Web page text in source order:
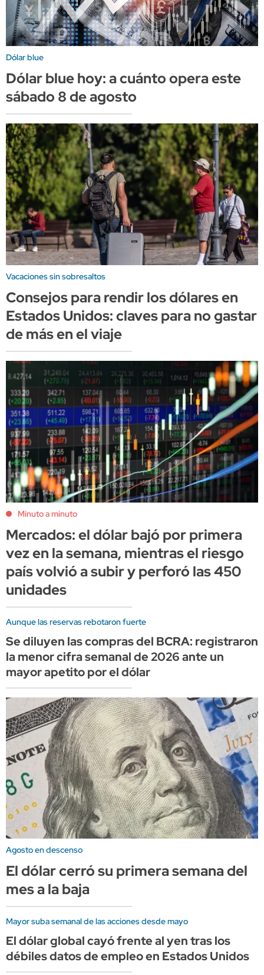
Dólar blue
Dólar blue hoy: a cuánto opera este
sábado 8 de agosto
Vacaciones sin sobresaltos
Consejos para rendir los dólares en
Estados Unidos: claves para no gastar
de más en el viaje
Minuto a minuto
Mercados: el dólar bajó por primera
vez en la semana, mientras el riesgo
país volvió a subir y perforó las 450
unidades
Aunque las reservas rebotaron fuerte
Se diluyen las compras del BCRA: registraron
la menor cifra semanal de 2026 ante un
mayor apetito por el dólar
Agosto en descenso
El dólar cerró su primera semana del
mes a la baja
Mayor suba semanal de las acciones desde mayo
El dólar global cayó frente al yen tras los
débiles datos de empleo en Estados Unidos